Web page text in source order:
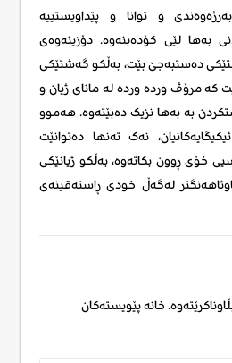
و توانا و پێداویستییە
بەها لێی کۆدەبنەوە. دۆزینەوەی
دەستبەجێ بێت، بەڵکو گەشتێکی
مرۆڤ وردە وردە لە مانای ژیان و
بە بەها نزیک دەبێتەوە. هەموو
نەک تەنها دەتوانێت
خۆی ڕوون بکاتەوە، بەڵکو ژیانێکی
لەگەڵ خودی ڕاستەقینەی
خانە پێویستەکان